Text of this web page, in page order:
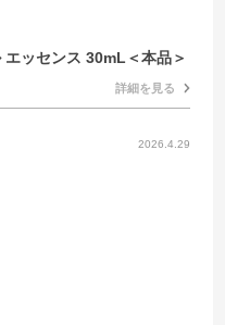
エッセンス 30mL＜本品＞
詳細を見る
2026.4.29